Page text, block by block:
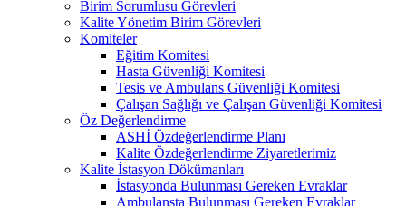
Birim Sorumlusu Görevleri
Kalite Yönetim Birim Görevleri
Komiteler
Eğitim Komitesi
Hasta Güvenliği Komitesi
Tesis ve Ambulans Güvenliği Komitesi
Çalışan Sağlığı ve Çalışan Güvenliği Komitesi
Öz Değerlendirme
ASHİ Özdeğerlendirme Planı
Kalite Özdeğerlendirme Ziyaretlerimiz
Kalite İstasyon Dökümanları
İstasyonda Bulunması Gereken Evraklar
Ambulansta Bulunması Gereken Evraklar